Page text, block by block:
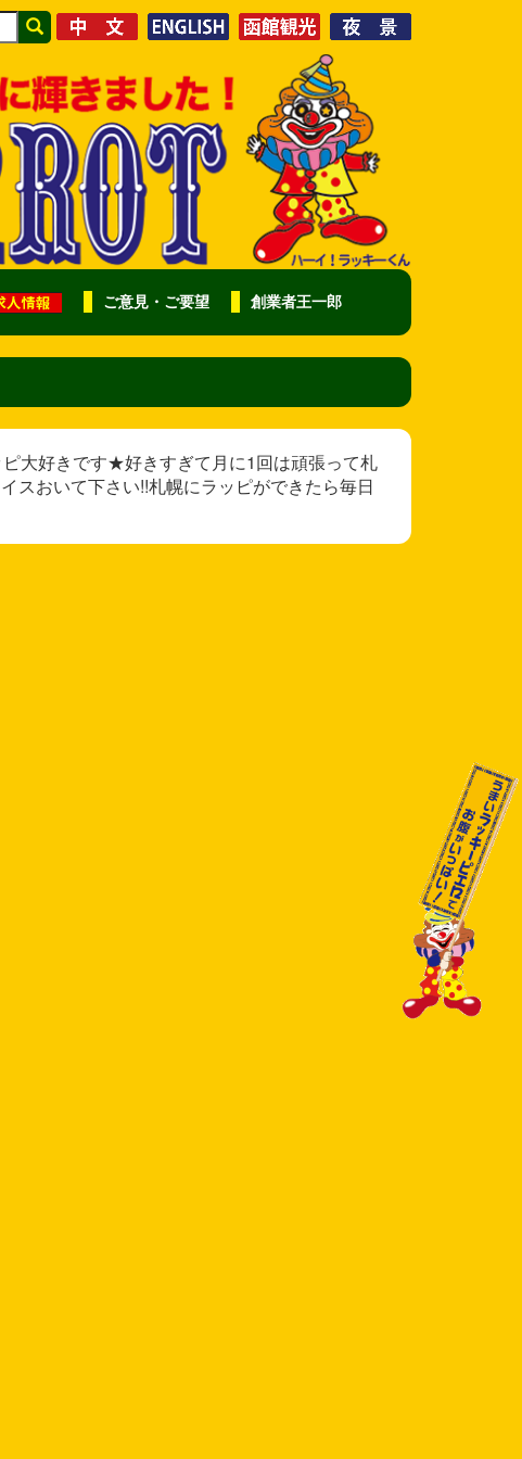
ご意見・ご要望 創業者王一郎
大好きです★好きすぎて月に1回は頑張って札
スおいて下さい!!札幌にラッピができたら毎日